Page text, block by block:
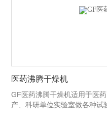
医药沸腾干燥机
GF医药沸腾干燥机适用于医
产、科研单位实验室做各种试